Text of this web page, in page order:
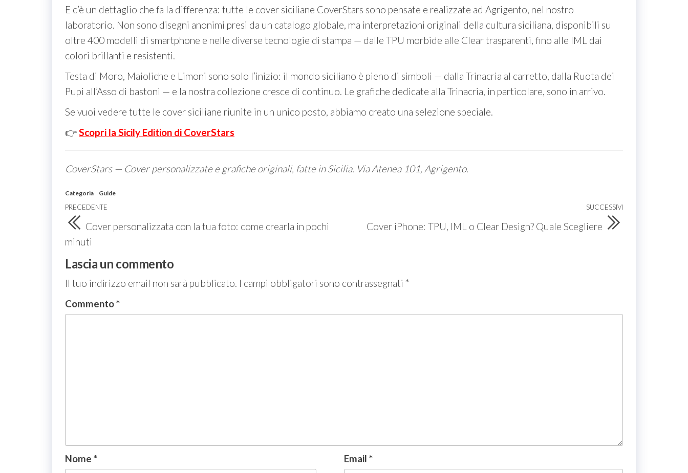
E c’è un dettaglio che fa la differenza: tutte le cover siciliane CoverStars sono pensate e realizzate ad Agrigento, nel nostro
laboratorio. Non sono disegni anonimi presi da un catalogo globale, ma interpretazioni originali della cultura siciliana, disponibili su
oltre 400 modelli di smartphone e nelle diverse tecnologie di stampa — dalle TPU morbide alle Clear trasparenti, fino alle IML dai
colori brillanti e resistenti.
Testa di Moro, Maioliche e Limoni sono solo l’inizio: il mondo siciliano è pieno di simboli — dalla Trinacria al carretto, dalla Ruota dei
Pupi all’Asso di bastoni — e la nostra collezione cresce di continuo. Le grafiche dedicate alla Trinacria, in particolare, sono in arrivo.
Se vuoi vedere tutte le cover siciliane riunite in un unico posto, abbiamo creato una selezione speciale.
👉Scopri la Sicily Edition di CoverStars
CoverStars — Cover personalizzate e grafiche originali, fatte in Sicilia. Via Atenea 101, Agrigento.
Categoria Guide
Navigazione
articoli
Articolo
precedente
PRECEDENTE
Cover personalizzata con la tua foto: come crearla in pochi
minuti
SUCCESSIVI
Cover iPhone: TPU, IML o Clear Design? Quale Scegliere
Lascia un commento
Il tuo indirizzo email non sarà pubblicato. I campi obbligatori sono contrassegnati *
Commento*
Nome * Email *